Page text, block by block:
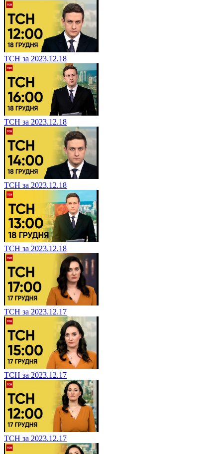
ТСН за 2023.12.18
ТСН за 2023.12.18
ТСН за 2023.12.18
ТСН за 2023.12.18
ТСН за 2023.12.17
ТСН за 2023.12.17
ТСН за 2023.12.17